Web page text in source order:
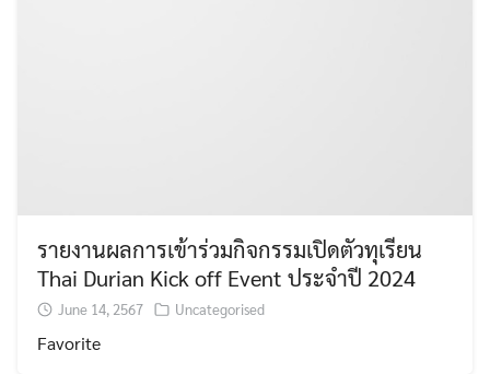
รายงานผลการเข้าร่วมกิจกรรมเปิดตัวทุเรียน
Thai Durian Kick off Event ประจำปี 2024
June 14, 2567 Uncategorised
Favorite